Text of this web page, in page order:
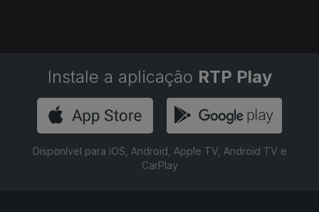
Instale a aplicação RTP Play
Disponível para iOS, Android, Apple TV, Android TV e
CarPlay